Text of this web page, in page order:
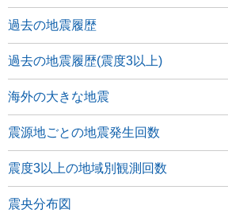
過去の地震履歴
過去の地震履歴(震度3以上)
海外の大きな地震
震源地ごとの地震発生回数
震度3以上の地域別観測回数
震央分布図